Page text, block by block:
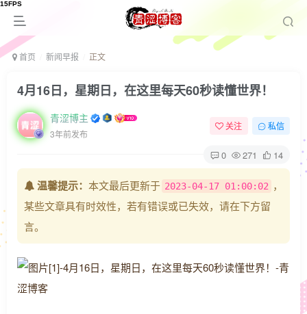
首页 新闻早报 正文
4月16日，星期日，在这里每天60秒读懂世界！
青涩博主
3年前发布
关注 私信
0 271 14
温馨提示： 本文最后更新于 2023-04-17 01:00:02 ，
某些文章具有时效性，若有错误或已失效，请在下方留
言。